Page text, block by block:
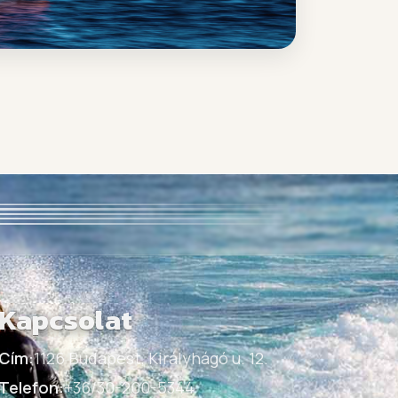
Cím:1126 Budapest, Királyhágó u. 12.
+36/30-200-5344